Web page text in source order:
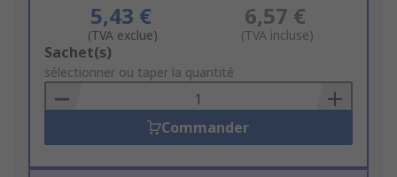
5,43 €
(TVA exclue)
6,57 €
(TVA incluse)
Add
to
Basket
Sachet(s)
sélectionner ou taper la quantité
Commander